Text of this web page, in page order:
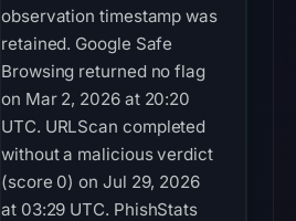
observation timestamp was
retained. Google Safe
Browsing returned no flag
on Mar 2, 2026 at 20:20
UTC. URLScan completed
without a malicious verdict
(score 0) on Jul 29, 2026
at 03:29 UTC. PhishStats